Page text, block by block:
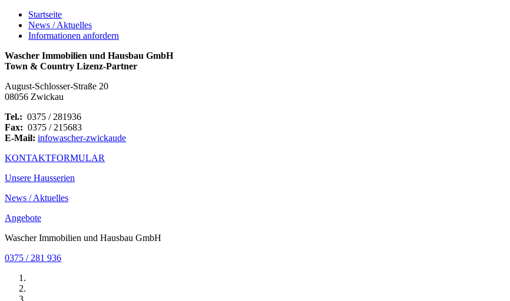
Startseite
News / Aktuelles
Informationen anfordern
Wascher Immobilien und Hausbau GmbH
Town & Country Lizenz-Partner
August-Schlosser-Straße 20
08056 Zwickau
Tel.: 0375 / 281936
Fax: 0375 / 215683
E-Mail: infowascher-zwickaude
KONTAKTFORMULAR
Unsere Hausserien
News / Aktuelles
Angebote
Wascher Immobilien und Hausbau GmbH
0375 / 281 936